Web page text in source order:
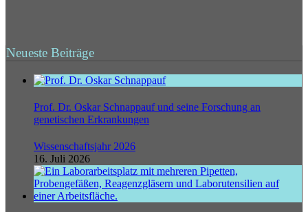
Neueste Beiträge
Prof. Dr. Oskar Schnappauf und seine Forschung an
genetischen Erkrankungen
Wissenschaftsjahr 2026
16. Juli 2026